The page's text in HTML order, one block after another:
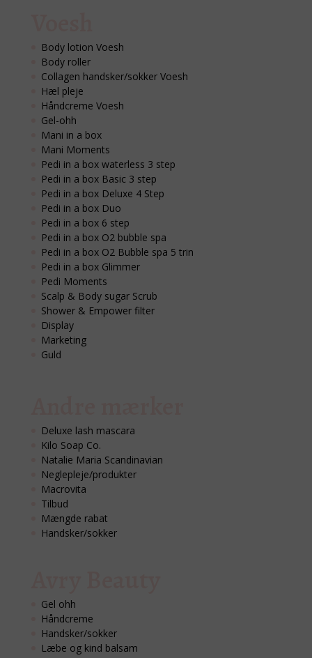
Body lotion Voesh
Body roller
Collagen handsker/sokker Voesh
Hæl pleje
Håndcreme Voesh
Gel-ohh
Mani in a box
Mani Moments
Pedi in a box waterless 3 step
Pedi in a box Basic 3 step
Pedi in a box Deluxe 4 Step
Pedi in a box Duo
Pedi in a box 6 step
Pedi in a box O2 bubble spa
Pedi in a box O2 Bubble spa 5 trin
Pedi in a box Glimmer
Pedi Moments
Scalp & Body sugar Scrub
Shower & Empower filter
Display
Marketing
Guld
Deluxe lash mascara
Kilo Soap Co.
Natalie Maria Scandinavian
Neglepleje/produkter
Macrovita
Tilbud
Mængde rabat
Handsker/sokker
Gel ohh
Håndcreme
Handsker/sokker
Læbe og kind balsam